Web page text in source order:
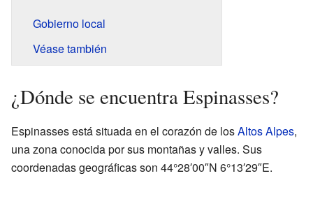
Gobierno local
Véase también
¿Dónde se encuentra Espinasses?
Espinasses está situada en el corazón de losAltos Alpes,
una zona conocida por sus montañas y valles. Sus
coordenadas geográficas son 44°28′00″N 6°13′29″E.